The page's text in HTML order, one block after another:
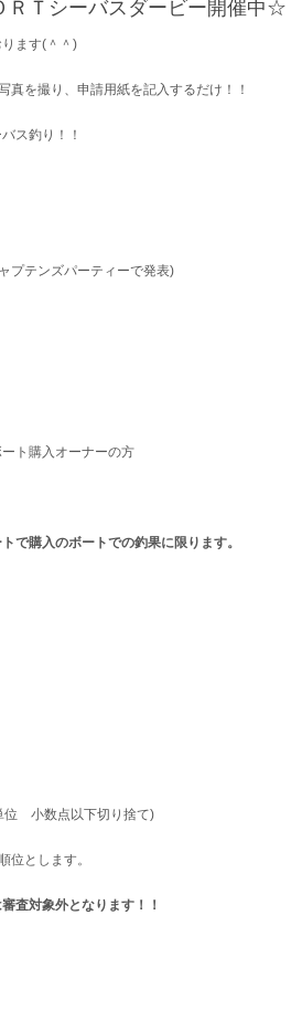
Ｔシーバスダービー開催中☆
ます(＾＾)
を撮り、申請用紙を記入するだけ！！
ス釣り！！
プテンズパーティーで発表)
ト購入オーナーの方
で購入のボートでの釣果に限ります。
位 小数点以下切り捨て)
位とします。
査対象外となります！！